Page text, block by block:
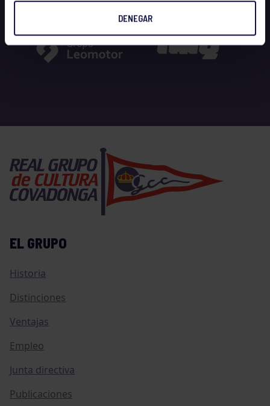
DENEGAR
EL GRUPO
Historia
Distinciones
Ventajas
Empleo
Junta directiva
Publicaciones